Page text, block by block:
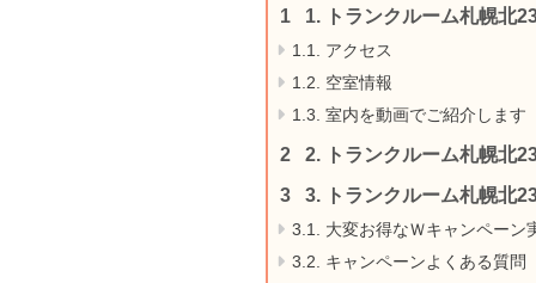
1. トランクルーム札幌北
1.1. アクセス
1.2. 空室情報
1.3. 室内を動画でご紹介します
2. トランクルーム札幌北
3. トランクルーム札幌北
3.1. 大変お得なＷキャンペーン
3.2. キャンペーンよくある質問